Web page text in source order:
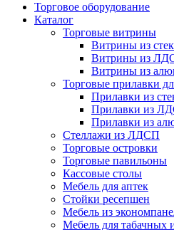
Торговое оборудование
Каталог
Торговые витрины
Витрины из
Витрины из
Витрины из
Торговые прилавки
Прилавки из
Прилавки из
Прилавки из
Стеллажи из ЛДСП
Торговые островки
Торговые павильоны
Кассовые столы
Мебель для аптек
Стойки ресепшен
Мебель из
Мебель для табачных